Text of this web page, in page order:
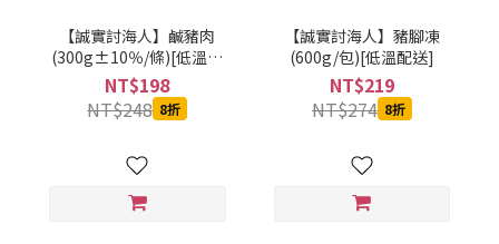
【誠實討海人】鹹豬肉
(300g±10％/條)[低溫配
送]
NT$198
NT$248 8折
【誠實討海人】豬腳凍
(600g/包)[低溫配送]
NT$219
NT$274 8折